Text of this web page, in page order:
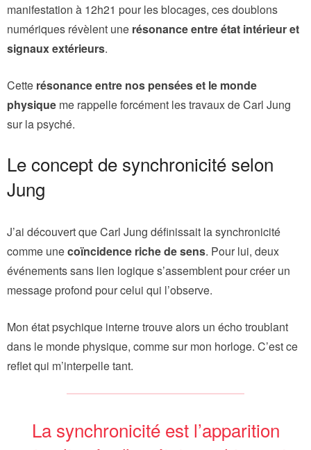
manifestation à 12h21 pour les blocages, ces doublons
numériques révèlent une résonance entre état intérieur et
signaux extérieurs.
Cette résonance entre nos pensées et le monde
physique me rappelle forcément les travaux de Carl Jung
sur la psyché.
Le concept de synchronicité selon
Jung
J’ai découvert que Carl Jung définissait la synchronicité
comme unecoïncidence riche de sens. Pour lui, deux
événements sans lien logique s’assemblent pour créer un
message profond pour celui qui l’observe.
Mon état psychique interne trouve alors un écho troublant
dans le monde physique, comme sur mon horloge. C’est ce
reflet qui m’interpelle tant.
La synchronicité est l’apparition